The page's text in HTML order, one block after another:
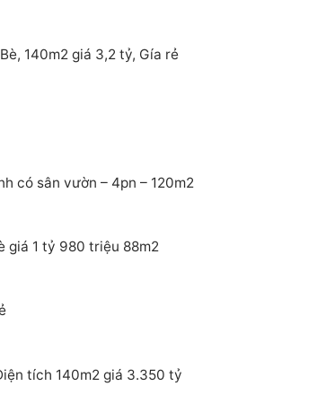
140m2 giá 3,2 tỷ, Gía rẻ
có sân vườn – 4pn – 120m2
giá 1 tỷ 980 triệu 88m2
tích 140m2 giá 3.350 tỷ